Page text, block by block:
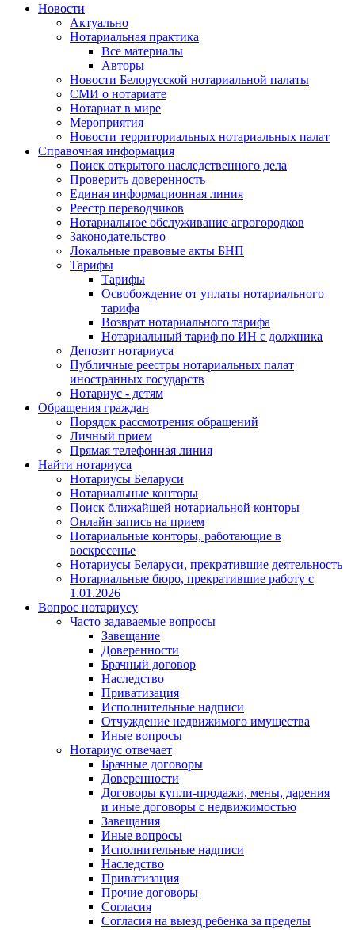
Новости
Актуально
Нотариальная практика
Все материалы
Авторы
Новости Белорусской нотариальной палаты
СМИ о нотариате
Нотариат в мире
Мероприятия
Новости территориальных нотариальных палат
Справочная информация
Поиск открытого наследственного дела
Проверить доверенность
Единая информационная линия
Реестр переводчиков
Нотариальное обслуживание агрогородков
Законодательство
Локальные правовые акты БНП
Тарифы
Тарифы
Освобождение от уплаты нотариального
тарифа
Возврат нотариального тарифа
Нотариальный тариф по ИН с должника
Депозит нотариуса
Публичные реестры нотариальных палат
иностранных государств
Нотариус - детям
Обращения граждан
Порядок рассмотрения обращений
Личный прием
Прямая телефонная линия
Найти нотариуса
Нотариусы Беларуси
Нотариальные конторы
Поиск ближайшей нотариальной конторы
Онлайн запись на прием
Нотариальные конторы, работающие в
воскресенье
Нотариусы Беларуси, прекратившие деятельность
Нотариальные бюро, прекратившие работу с
1.01.2026
Вопрос нотариусу
Часто задаваемые вопросы
Завещание
Доверенности
Брачный договор
Наследство
Приватизация
Исполнительные надписи
Отчуждение недвижимого имущества
Иные вопросы
Нотариус отвечает
Брачные договоры
Доверенности
Договоры купли-продажи, мены, дарения
и иные договоры с недвижимостью
Завещания
Иные вопросы
Исполнительные надписи
Наследство
Приватизация
Прочие договоры
Согласия
Согласия на выезд ребенка за пределы